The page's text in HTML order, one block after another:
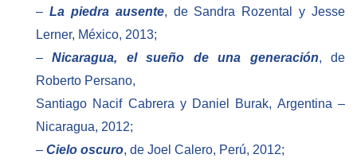
– La piedra ausente, de Sandra Rozental y Jesse
Lerner, México, 2013;
–Nicaragua, el sueño de una generación, de
Roberto Persano,
Santiago Nacif Cabrera y Daniel Burak, Argentina –
Nicaragua, 2012;
– Cielo oscuro, de Joel Calero, Perú, 2012;